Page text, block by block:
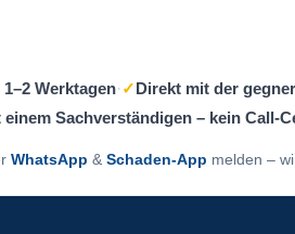
Werktagen· ✓Direkt mit der
Sachverständigen – kein Call-
WhatsApp & Schaden-App melden –